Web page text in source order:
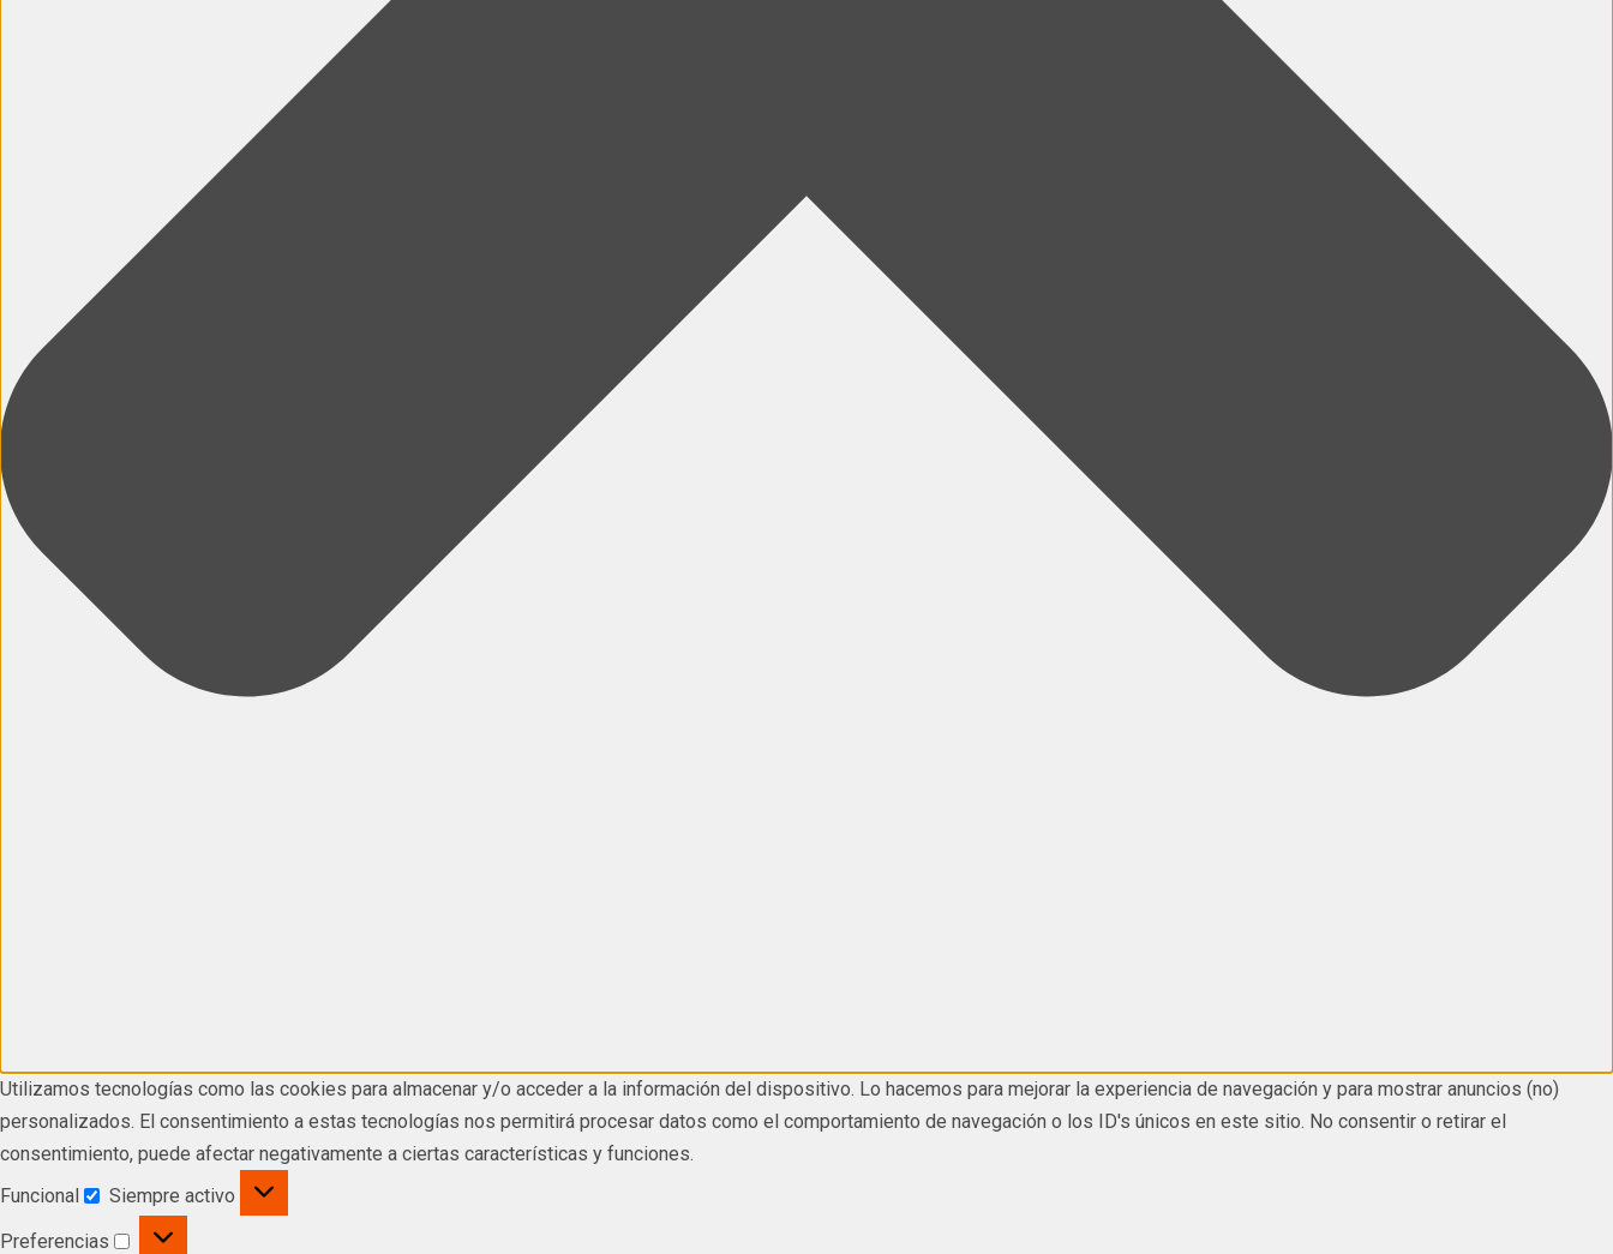
Utilizamos tecnologías como las cookies para almacenar y/o acceder a la información del dispositivo. Lo hacemos para mejorar la experiencia de navegación y para mostrar anuncios (no)
personalizados. El consentimiento a estas tecnologías nos permitirá procesar datos como el comportamiento de navegación o los ID's únicos en este sitio. No consentir o retirar el
consentimiento, puede afectar negativamente a ciertas características y funciones.
Funcional
Siempre activo
Preferencias